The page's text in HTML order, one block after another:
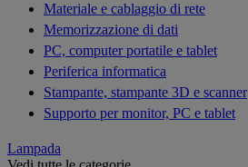
Materiale e cablaggio di rete
Memorizzazione di dati
PC, computer portatile e tablet
Periferica informatica
Stampante, stampante 3D e scanner
Supporto per monitor, PC e tablet
Lampada